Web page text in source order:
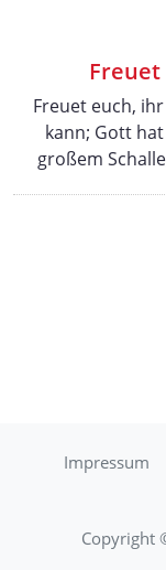
Freuet euch,
kann; Gott
großem
Impressum
Copyright